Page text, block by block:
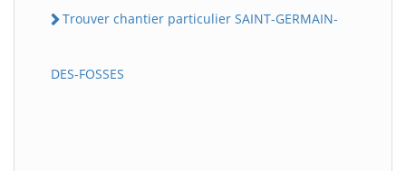
Trouver chantier particulier SAINT-GERMAIN-
DES-FOSSES